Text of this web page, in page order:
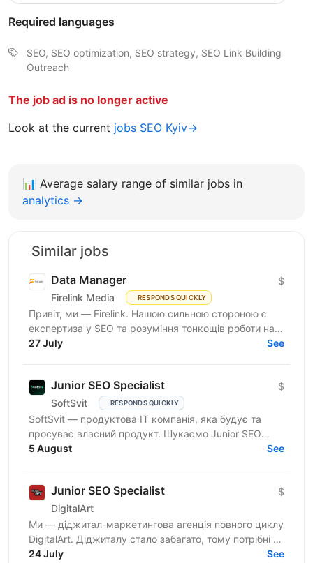
Required languages
SEO, SEO optimization, SEO strategy, SEO Link Building
Outreach
The job ad is no longer active
Look at the current jobs SEO Kyiv→
📊 Average salary range of similar jobs in
analytics →
Similar jobs
Data Manager
Firelink Media RESPONDS QUICKLY
$
Привіт, ми — Firelink. Нашою сильною стороною є
експертиза у SEO та розуміння тонкощів роботи на
різних ринках та нішах. Зараз ми шукаємо
27 July See
Junior SEO Specialist
SoftSvit RESPONDS QUICKLY
$
SoftSvit — продуктова IT компанія, яка будує та
просуває власний продукт. Шукаємо Junior SEO
Specialist-а, який готовий розвиватись поруч із тими,
5 August See
Junior SEO Specialist
DigitalArt
$
Ми — діджитал-маркетингова агенція повного циклу
DigitalArt. Діджиталу стало забагато, тому потрібні ті,
хто зробить діджитал мистецтвом, а ми – та сама...
24 July See